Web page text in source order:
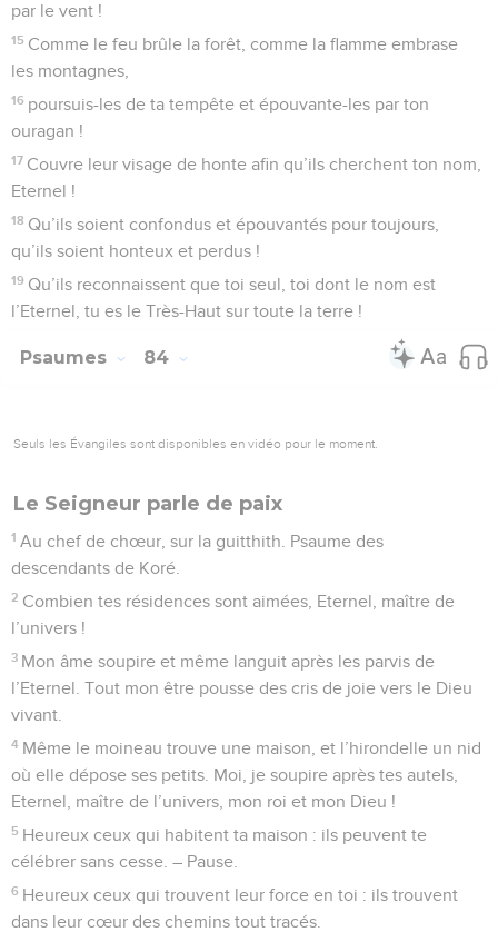
par le vent !
15 Comme le feu brûle la forêt, comme la flamme embrase
les montagnes,
16 poursuis-les de ta tempête et épouvante-les par ton
ouragan !
17 Couvre leur visage de honte afin qu’ils cherchent ton nom,
Eternel !
18 Qu’ils soient confondus et épouvantés pour toujours,
qu’ils soient honteux et perdus !
19 Qu’ils reconnaissent que toi seul, toi dont le nom est
l’Eternel, tu es le Très-Haut sur toute la terre !
Psaumes 84
Seuls les Évangiles sont disponibles en vidéo pour le moment.
Le Seigneur parle de paix
1 Au chef de chœur, sur la guitthith. Psaume des
descendants de Koré.
2 Combien tes résidences sont aimées, Eternel, maître de
l’univers !
3 Mon âme soupire et même languit après les parvis de
l’Eternel. Tout mon être pousse des cris de joie vers le Dieu
vivant.
4 Même le moineau trouve une maison, et l’hirondelle un nid
où elle dépose ses petits. Moi, je soupire après tes autels,
Eternel, maître de l’univers, mon roi et mon Dieu !
5 Heureux ceux qui habitent ta maison : ils peuvent te
célébrer sans cesse. – Pause.
6 Heureux ceux qui trouvent leur force en toi : ils trouvent
dans leur cœur des chemins tout tracés.